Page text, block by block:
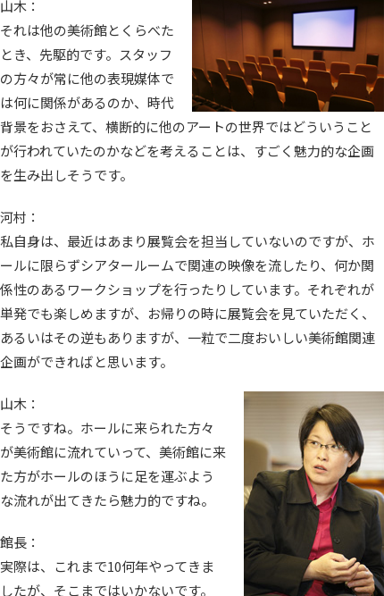
山木：
それは他の美術館とくらべた
とき、先駆的です。スタッフ
の方々が常に他の表現媒体で
は何に関係があるのか、時代
背景をおさえて、横断的に他のアートの世界ではどういうこと
が行われていたのかなどを考えることは、すごく魅力的な企画
を生み出しそうです。
河村：
私自身は、最近はあまり展覧会を担当していないのですが、ホ
ールに限らずシアタールームで関連の映像を流したり、何か関
係性のあるワークショップを行ったりしています。それぞれが
単発でも楽しめますが、お帰りの時に展覧会を見ていただく、
あるいはその逆もありますが、一粒で二度おいしい美術館関連
企画ができればと思います。
山木：
そうですね。ホールに来られた方々
が美術館に流れていって、美術館に来
た方がホールのほうに足を運ぶよう
な流れが出てきたら魅力的ですね。
館長：
実際は、これまで10何年やってきま
したが、そこまではいかないです。